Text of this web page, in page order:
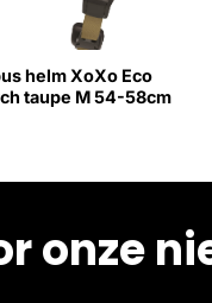
helm XoXo Eco
taupe M 54-58cm
onze